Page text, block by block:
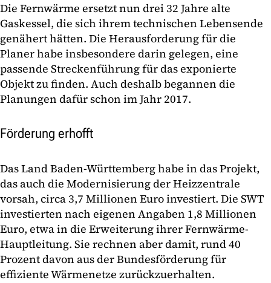
Die Fernwärme ersetzt nun drei 32 Jahre alte
Gaskessel, die sich ihrem technischen Lebensende
genähert hätten. Die Herausforderung für die
Planer habe insbesondere darin gelegen, eine
passende Streckenführung für das exponierte
Objekt zu finden. Auch deshalb begannen die
Planungen dafür schon im Jahr 2017.
Förderung erhofft
Das Land Baden-Württemberg habe in das Projekt,
das auch die Modernisierung der Heizzentrale
vorsah, circa 3,7 Millionen Euro investiert. Die SWT
investierten nach eigenen Angaben 1,8 Millionen
Euro, etwa in die Erweiterung ihrer Fernwärme-
Hauptleitung. Sie rechnen aber damit, rund 40
Prozent davon aus der Bundesförderung für
effiziente Wärmenetze zurückzuerhalten.